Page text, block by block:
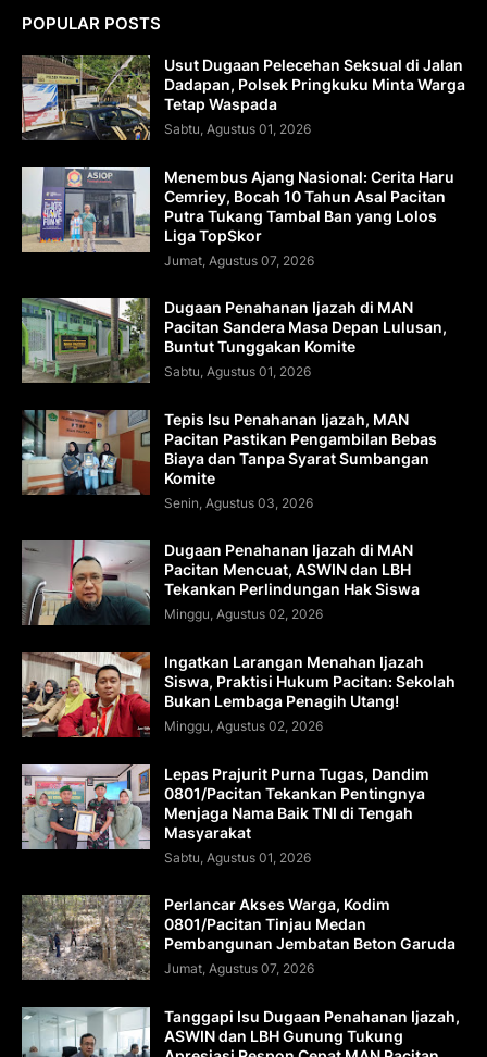
POPULAR POSTS
Usut Dugaan Pelecehan Seksual di Jalan
Dadapan, Polsek Pringkuku Minta Warga
Tetap Waspada
Sabtu, Agustus 01, 2026
Menembus Ajang Nasional: Cerita Haru
Cemriey, Bocah 10 Tahun Asal Pacitan
Putra Tukang Tambal Ban yang Lolos
Liga TopSkor
Jumat, Agustus 07, 2026
Dugaan Penahanan Ijazah di MAN
Pacitan Sandera Masa Depan Lulusan,
Buntut Tunggakan Komite
Sabtu, Agustus 01, 2026
Tepis Isu Penahanan Ijazah, MAN
Pacitan Pastikan Pengambilan Bebas
Biaya dan Tanpa Syarat Sumbangan
Komite
Senin, Agustus 03, 2026
Dugaan Penahanan Ijazah di MAN
Pacitan Mencuat, ASWIN dan LBH
Tekankan Perlindungan Hak Siswa
Minggu, Agustus 02, 2026
Ingatkan Larangan Menahan Ijazah
Siswa, Praktisi Hukum Pacitan: Sekolah
Bukan Lembaga Penagih Utang!
Minggu, Agustus 02, 2026
Lepas Prajurit Purna Tugas, Dandim
0801/Pacitan Tekankan Pentingnya
Menjaga Nama Baik TNI di Tengah
Masyarakat
Sabtu, Agustus 01, 2026
Perlancar Akses Warga, Kodim
0801/Pacitan Tinjau Medan
Pembangunan Jembatan Beton Garuda
Jumat, Agustus 07, 2026
Tanggapi Isu Dugaan Penahanan Ijazah,
ASWIN dan LBH Gunung Tukung